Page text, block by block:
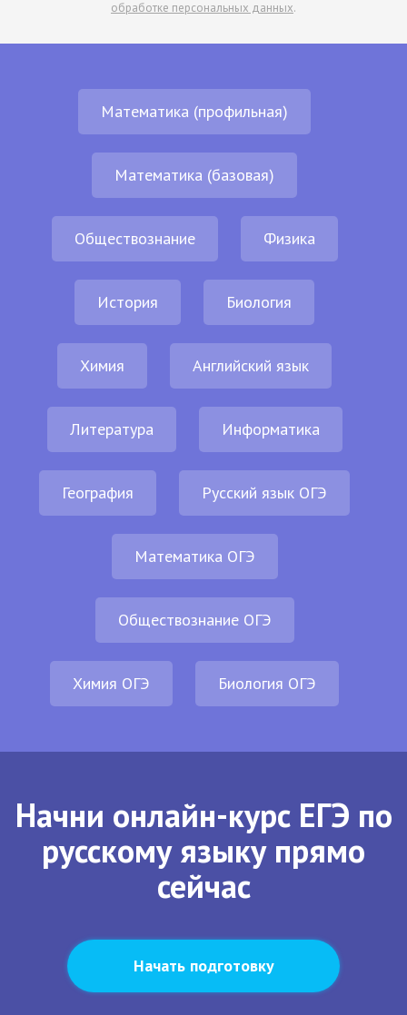
обработке персональных данных.
Математика (профильная)
Математика (базовая)
Обществознание Физика
История Биология
Химия Английский язык
Литература Информатика
География Русский язык ОГЭ
Математика ОГЭ
Обществознание ОГЭ
Химия ОГЭ Биология ОГЭ
Начни онлайн-курс ЕГЭ по
русскому языку прямо
сейчас
Начать подготовку